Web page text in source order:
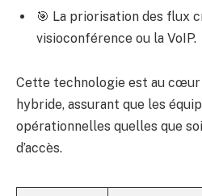
🎯 La priorisation des flux
visioconférence ou la VoIP.
Cette technologie est au
hybride, assurant que les
opérationnelles quelles que
d’accès.